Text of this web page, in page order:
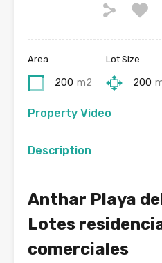
Area
200 m2
Lot Size
200
Property Video
Description
Anthar Playa
Lotes
comerciales